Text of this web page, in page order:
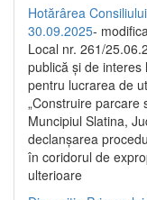
Hotărârea
30.09.2025-
Local nr. 261/
publică şi de
pentru lucrarea de
„Construire parcare
Muncipiul Slatina,
declanşarea
în coridorul de
ulterioare